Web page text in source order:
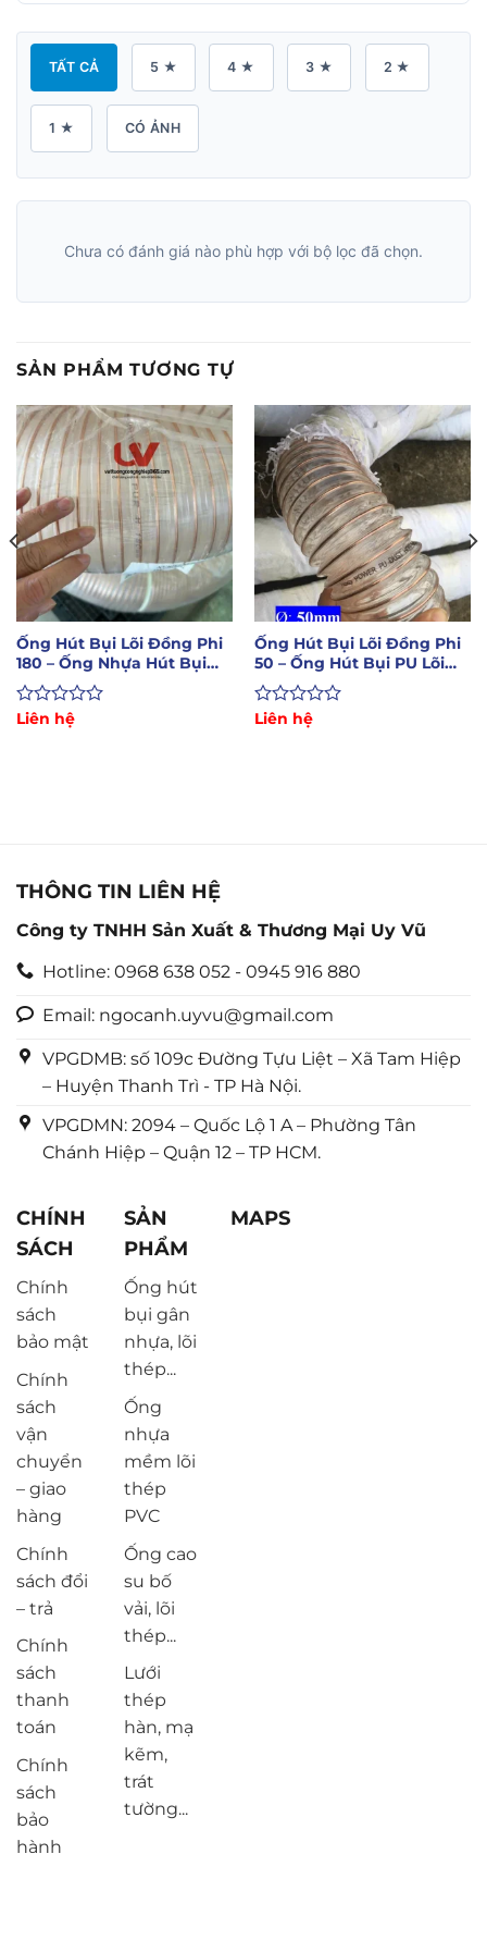
TẤT CẢ 5 ★ 4 ★ 3 ★ 2 ★
1 ★ CÓ ẢNH
Chưa có đánh giá nào phù hợp với bộ lọc đã chọn.
SẢN PHẨM TƯƠNG TỰ
Ống Hút Bụi Lõi Đồng Phi
180 – Ống Nhựa Hút Bụi
Công Nghiêp
Được
Liên hệ
Ống Hút Bụi Lõi Đồng Phi
50 – Ống Hút Bụi PU Lõi
Đồng Phi 50
Được
Liên hệ
THÔNG TIN LIÊN HỆ
Công ty TNHH Sản Xuất & Thương Mại Uy Vũ
Hotline: 0968 638 052 - 0945 916 880
Email: ngocanh.uyvu@gmail.com
VPGDMB: số 109c Đường Tựu Liệt – Xã Tam Hiệp
– Huyện Thanh Trì - TP Hà Nội.
VPGDMN: 2094 – Quốc Lộ 1 A – Phường Tân
Chánh Hiệp – Quận 12 – TP HCM.
CHÍNH
SÁCH
Chính
sách
bảo mật
Chính
sách
vận
chuyển
– giao
hàng
Chính
sách đổi
– trả
Chính
sách
thanh
toán
Chính
sách
bảo
hành
SẢN
PHẨM
Ống hút
bụi gân
nhựa, lõi
thép...
Ống
nhựa
mềm lõi
thép
PVC
Ống cao
su bố
vải, lõi
thép...
Lưới
thép
hàn, mạ
kẽm,
trát
tường...
MAPS